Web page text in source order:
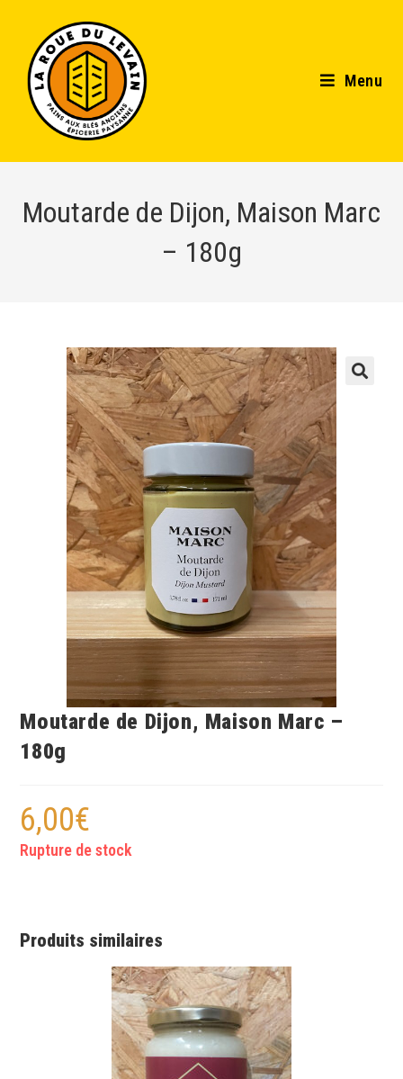
Menu
Moutarde de Dijon, Maison Marc
– 180g
Moutarde de Dijon, Maison Marc –
180g
6,00€
Rupture de stock
Produits similaires